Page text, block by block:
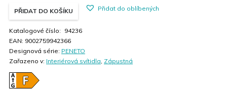
PŘIDAT DO KOŠÍKU Přidat do oblíbených
Katalogové číslo: 94236
EAN: 9002759942366
Designová série: PENETO
Zařazeno v: Interiérová svítidla Zápustná